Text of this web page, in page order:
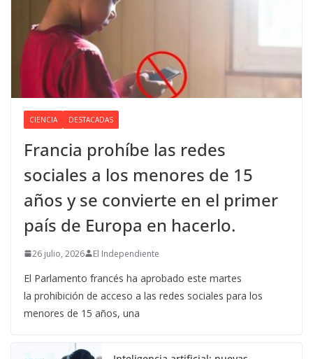
CIENCIA DESTACADAS
Francia prohíbe las redes
sociales a los menores de 15
años y se convierte en el primer
país de Europa en hacerlo.
26 julio, 2026 El Independiente
El Parlamento francés ha aprobado este martes
la prohibición de acceso a las redes sociales para los
menores de 15 años, una